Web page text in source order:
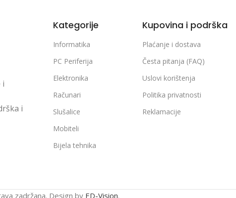
i
i
Kategorije
Informatika
PC Periferija
Elektronika
Računari
Slušalice
Mobiteli
Bijela tehnika
Kupovina i podrška
Plaćanje i dostava
Česta pitanja (FAQ)
Uslovi korištenja
Politika privatnosti
Reklamacije
zadržana. Design by ED-Vision.